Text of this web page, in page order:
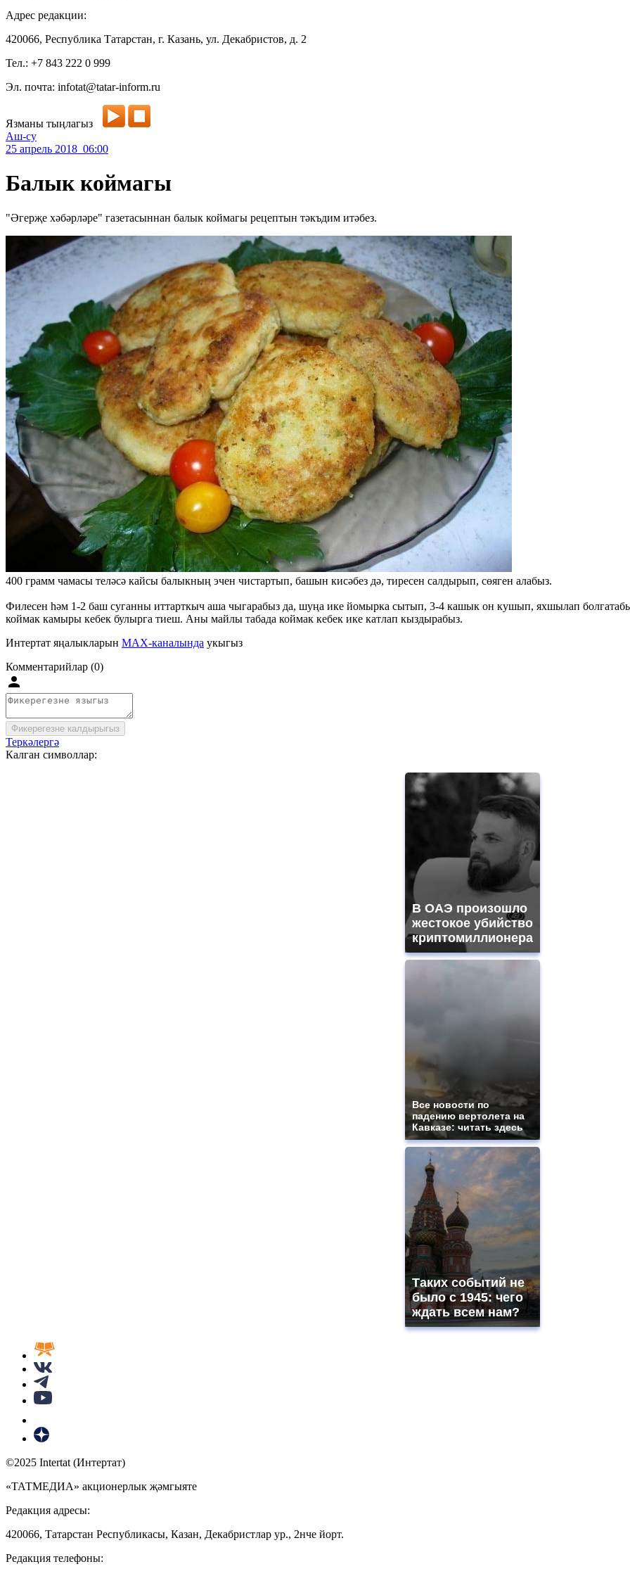
Адрес редакции:
420066, Республика Татарстан, г. Казань, ул. Декабристов, д. 2
Тел.: +7 843 222 0 999
Эл. почта: infotat@tatar-inform.ru
Язманы тыңлагыз
Аш-су
25 апрель 2018 06:00
Балык коймагы
"Әгерҗе хәбәрләре" газетасыннан балык коймагы рецептын тәкъдим итәбез.
400 грамм чамасы теләсә кайсы балыкның эчен чистартып, башын кисәбез дә, тиресен салдырып, сөяген алабыз.
Филесен һәм 1-2 баш суганны иттарткыч аша чыгарабыз да, шуңа ике йомырка сытып, 3-4 кашык он кушып, яхшылап
коймак камыры кебек булырга тиеш. Аны майлы табада коймак кебек ике катлап кыздырабыз.
Интертат яңалыкларын MAX-каналында укыгыз
Комментарийлар (0)
Фикерегезне калдырыгыз
Теркәлергә
Калган символлар:
В ОАЭ произошло
жестокое убийство
криптомиллионера
Все новости по
падению вертолета на
Кавказе: читать здесь
Таких событий не
было с 1945: чего
ждать всем нам?
©2025 Intertat (Интертат)
«ТАТМЕДИА» акционерлык җәмгыяте
Редакция адресы:
420066, Татарстан Республикасы, Казан, Декабристлар ур., 2нче йорт.
Редакция телефоны: